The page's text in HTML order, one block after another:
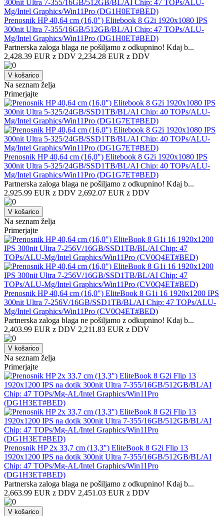
Prenosnik HP 40,64 cm (16,0") Elitebook 8 G2i 1920x1080 IPS
300nit Ultra 7-355/16GB/512GB/BL/AI Chip: 47 TOPs/ALU-
Mg/Intel Graphics/Win11Pro (DG1H0ET#BED)
Partnerska zaloga blaga ne pošiljamo z odkupnino! ​Kdaj b...
2,428.39 EUR z DDV 2,234.28 EUR z DDV
V košarico
Na seznam želja
Primerjajte
Prenosnik HP 40,64 cm (16,0") Elitebook 8 G2i 1920x1080 IPS
300nit Ultra 5-325/24GB/SSD1TB/BL/AI Chip: 40 TOPs/ALU-
Mg/Intel Graphics/Win11Pro (DG1G7ET#BED)
Partnerska zaloga blaga ne pošiljamo z odkupnino! ​Kdaj b...
2,925.99 EUR z DDV 2,692.07 EUR z DDV
V košarico
Na seznam želja
Primerjajte
Prenosnik HP 40,64 cm (16,0") EliteBook 8 G1i 16 1920x1200 IPS
300nit Ultra 7-256V/16GB/SSD1TB/BL/AI Chip: 47 TOPs/ALU-
Mg/Intel Graphics/Win11Pro (CV0Q4ET#BED)
Partnerska zaloga blaga ne pošiljamo z odkupnino! ​Kdaj b...
2,403.99 EUR z DDV 2,211.83 EUR z DDV
V košarico
Na seznam želja
Primerjajte
Prenosnik HP 2x 33,7 cm (13,3") EliteBook 8 G2i Flip 13
1920x1200 IPS na dotik 300nit Ultra 7-355/16GB/512GB/BL/AI
Chip: 47 TOPs/Mg-AL/Intel Graphics/Win11Pro
(DG1H3ET#BED)
Partnerska zaloga blaga ne pošiljamo z odkupnino! ​Kdaj b...
2,663.99 EUR z DDV 2,451.03 EUR z DDV
V košarico